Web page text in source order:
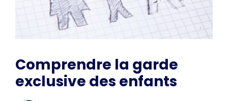
Comprendre la garde
exclusive des enfants